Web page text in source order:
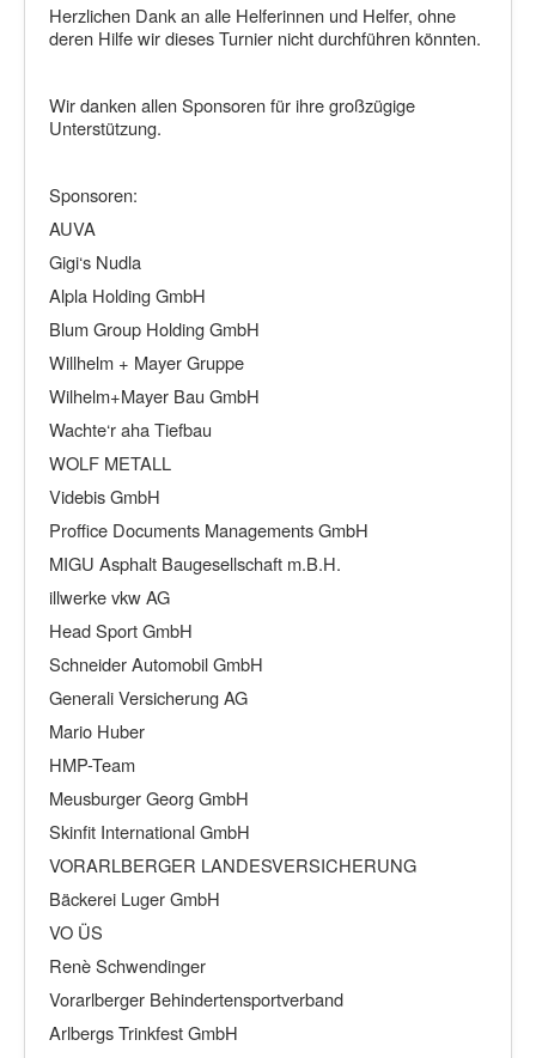
Herzlichen Dank an alle Helferinnen und Helfer, ohne
deren Hilfe wir dieses Turnier nicht durchführen könnten.
Wir danken allen Sponsoren für ihre großzügige
Unterstützung.
Sponsoren:
AUVA
Gigi‘s Nudla
Alpla Holding GmbH
Blum Group Holding GmbH
Willhelm + Mayer Gruppe
Wilhelm+Mayer Bau GmbH
Wachte‘r aha Tiefbau
WOLF METALL
Videbis GmbH
Proffice Documents Managements GmbH
MIGU Asphalt Baugesellschaft m.B.H.
illwerke vkw AG
Head Sport GmbH
Schneider Automobil GmbH
Generali Versicherung AG
Mario Huber
HMP-Team
Meusburger Georg GmbH
Skinfit International GmbH
VORARLBERGER LANDESVERSICHERUNG
Bäckerei Luger GmbH
VO ÜS
Renè Schwendinger
Vorarlberger Behindertensportverband
Arlbergs Trinkfest GmbH